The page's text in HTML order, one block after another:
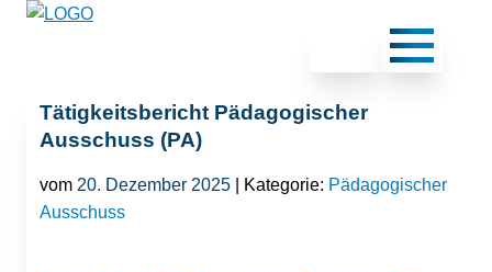
Tätigkeitsbericht Pädagogischer
Ausschuss (PA)
vom 20. Dezember 2025 | Kategorie: Pädagogischer
Ausschuss